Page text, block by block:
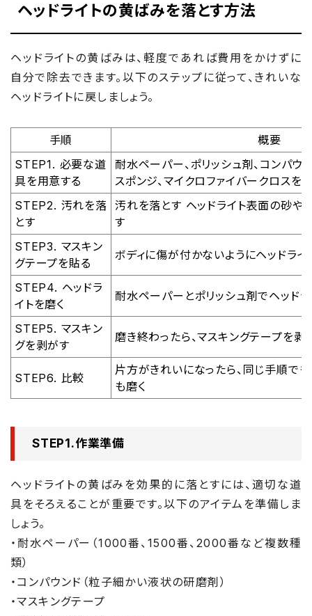
ヘッドライトの黄ばみを落とす方法
ヘッドライトの黄ばみは、軽度であれば費用をかけずに
自分で除去できます。以下のステップに従って、きれいな
ヘッドライトに戻しましょう。
手順
概要
STEP1. 必要な道
具を用意する
耐水ペーパー、ポリッシュ剤、コンパウ
スポンジ、マイクロファイバークロスを
STEP2. 汚れを落
とす
汚れを落とす ヘッドライト表面の砂や
す
STEP3. マスキン
グテープを貼る
ボディに傷が付かないようにヘッドライ
STEP4. ヘッドラ
イトを磨く
耐水ペーパーとポリッシュ剤でヘッドラ
STEP5. マスキン
グを剥がす
磨き終わったら、マスキングテープを
STEP6. 比較
片方がきれいになったら、同じ手順で
も磨く
STEP1.作業準備
ヘッドライトの黄ばみを効果的に落とすには、適切な道
具をそろえることが重要です。以下のアイテムを準備しま
しょう。
・耐水ペーパー（1000番、1500番、2000番など複数種
類）
・コンパウンド（粒子細かい液状の研磨剤）
・マスキングテープ